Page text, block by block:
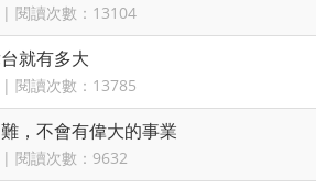
閱讀次數：13104
就有多大
閱讀次數：13785
，不會有偉大的事業
閱讀次數：9632